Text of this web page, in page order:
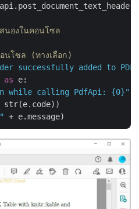
นองในคอนโซล
นโซล (ทางเลือก)
successfully added to
as e:
while calling PdfApi: {0}"
str(e.code))